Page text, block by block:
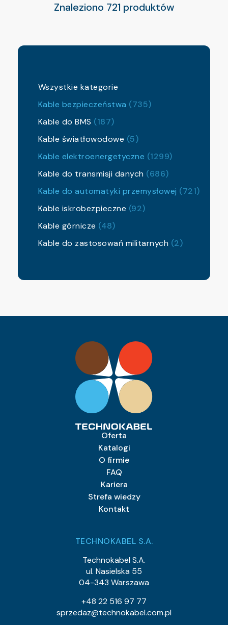
Wszystkie kategorie
Kable bezpieczeństwa (735)
Kable do BMS (187)
Kable światłowodowe (5)
Kable elektroenergetyczne (1299)
Kable do transmisji danych (686)
Kable do automatyki przemysłowej (721)
Kable iskrobezpieczne (92)
Kable górnicze (48)
Kable do zastosowań militarnych (2)
Znaleziono 721 produktów
Oferta
Katalogi
O firmie
FAQ
Kariera
Strefa wiedzy
Kontakt
TECHNOKABEL S.A.
Technokabel S.A.
ul. Nasielska 55
04-343 Warszawa
+48 22 516 97 77
sprzedaz@technokabel.com.pl